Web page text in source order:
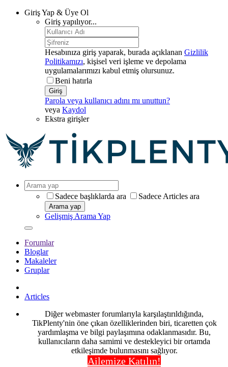
Giriş Yap & Üye Ol
Giriş yapılıyor...
Hesabınıza giriş yaparak, burada açıklanan Gizlilik
Politikamızı, kişisel veri işleme ve depolama
uygulamalarımızı kabul etmiş olursunuz.
Beni hatırla
Giriş
Parola veya kullanıcı adını mı unuttun?
veya Kaydol
Ekstra girişler
Sadece başlıklarda ara Sadece Articles ara
Arama yap
Gelişmiş Arama Yap
Forumlar
Bloglar
Makaleler
Gruplar
Articles
Diğer webmaster forumlarıyla karşılaştırıldığında,
TikPlenty'nin öne çıkan özelliklerinden biri, ticaretten çok
yardımlaşma ve bilgi paylaşımına odaklanmasıdır. Bu,
kullanıcıların daha samimi ve destekleyici bir ortamda
etkileşimde bulunmasını sağlıyor.
Ailemize Katılın!